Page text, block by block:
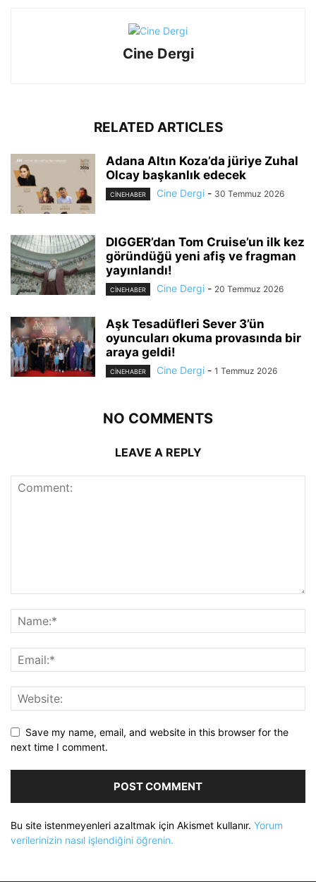
Cine Dergi
RELATED ARTICLES
Adana Altın Koza’da jüriye Zuhal
Olcay başkanlık edecek
CINEHABER Cine Dergi - 30 Temmuz 2026
DIGGER’dan Tom Cruise’un ilk kez
göründüğü yeni afiş ve fragman
yayınlandı!
CINEHABER Cine Dergi - 20 Temmuz 2026
Aşk Tesadüfleri Sever 3’ün
oyuncuları okuma provasında bir
araya geldi!
CINEHABER Cine Dergi - 1 Temmuz 2026
NO COMMENTS
LEAVE A REPLY
Save my name, email, and website in this browser for the
next time I comment.
Bu site istenmeyenleri azaltmak için Akismet kullanır. Yorum
verilerinizin nasıl işlendiğini öğrenin.